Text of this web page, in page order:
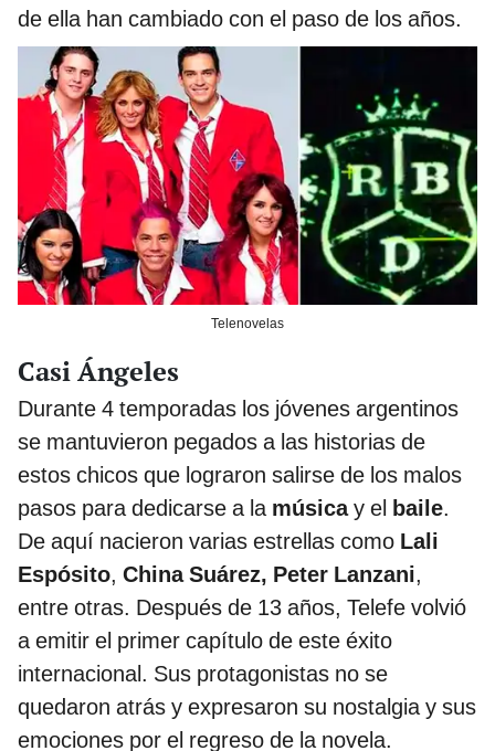
de ella han cambiado con el paso de los años.
Telenovelas
Casi Ángeles
Durante 4 temporadas los jóvenes argentinos
se mantuvieron pegados a las historias de
estos chicos que lograron salirse de los malos
pasos para dedicarse a la músicay el baile.
De aquí nacieron varias estrellas como Lali
Espósito, China Suárez, Peter Lanzani,
entre otras. Después de 13 años, Telefe volvió
a emitir el primer capítulo de este éxito
internacional. Sus protagonistas no se
quedaron atrás y expresaron su nostalgia y sus
emociones por el regreso de la novela.